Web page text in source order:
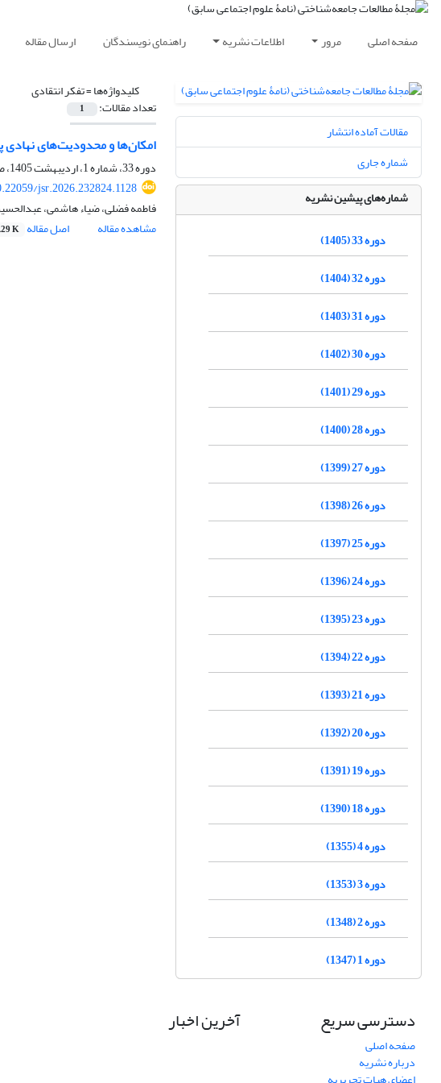
صفحه اصلی مرور اطلاعات نشریه راهنمای نویسندگان ارسال مقاله
کلیدواژه‌ها =تفکر انتقادی
تعداد مقالات: 1
امکان‌ها و محدودیت‌های نهادی
دوره 33، شماره 1، اردیبهشت 1405، صفحه
jsr.2026.232824.1128
فاطمه فضلی، ضیاء هاشمی،
مشاهده مقاله
اصل مقاله K
مقالات آماده انتشار
شماره جاری
شماره‌های پیشین نشریه
دوره 33 (1405)
دوره 32 (1404)
دوره 31 (1403)
دوره 30 (1402)
دوره 29 (1401)
دوره 28 (1400)
دوره 27 (1399)
دوره 26 (1398)
دوره 25 (1397)
دوره 24 (1396)
دوره 23 (1395)
دوره 22 (1394)
دوره 21 (1393)
دوره 20 (1392)
دوره 19 (1391)
دوره 18 (1390)
دوره 4 (1355)
دوره 3 (1353)
دوره 2 (1348)
دوره 1 (1347)
دسترسی سریع
صفحه اصلی
درباره نشریه
آخرین اخبار